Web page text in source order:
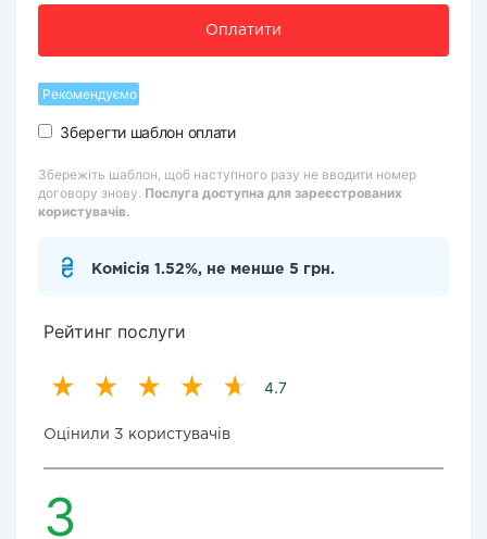
Оплатити
Рекомендуємо
Зберегти шаблон оплати
Збережіть шаблон, щоб наступного разу не вводити номер
договору знову. Послуга доступна для зареєстрованих
користувачів.
Комісія 1.52%, не менше 5 грн.
Рейтинг послуги
4.7
Оцінили 3 користувачів
3